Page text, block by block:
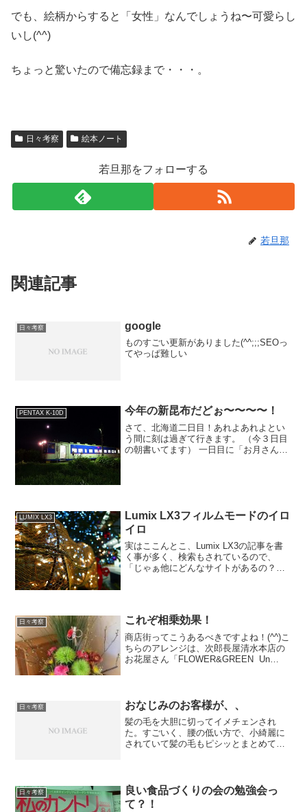
でも、絵柄からすると「女性」なんでしょうね〜可愛らし
いし(^^)
ちょっと驚いたので備忘録まで・・・。
日々考察 絵本ノート
若旦那をフォローする
若旦那
関連記事
日々考察 google
ものすごい更新がありました(^^;;;SEOっ
てやっぱ難しい
PENTAX K-10D 今年の新昆布だどぉ〜〜〜〜！
さて、北海道二日目！あれよあれよとい
う間に刻は過ぎて行きます。 （今３日目
の朝書いてます） 一日目に「お月さんと
LUMIX LX3
Lumix LX3フィルムモードのイロ
イロ
実はここんとこ、Lumix LX3の記事を書
く事が多く、検索もされているので、
「じゃぁ他にどんなサイトがあるの？」
とても解りやすくL...
日々考察 これぞ相乗効果！
商店街ってこうあるべきですよね！(^^)こ
ちらのアレンジは、次郎長屋清水本店の
お花屋さん「FLOWER&GREEN Un
日々考察 おなじみのお客様が、、
髪の毛を大胆に切ってイメチェンされ
た。すごいく、腰の低い方で、小綺麗に
されていて髪の毛もピシッとまとめてい
ゃったみたいだった！お客様...
日々考察
良い食品づくりの会の勉強会っ
て？！